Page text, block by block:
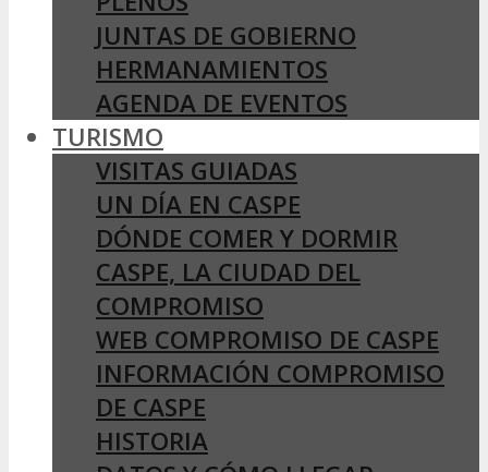
JUNTAS DE GOBIERNO
HERMANAMIENTOS
AGENDA DE EVENTOS
TURISMO
VISITAS GUIADAS
UN DÍA EN CASPE
DÓNDE COMER Y DORMIR
CASPE, LA CIUDAD DEL
COMPROMISO
WEB COMPROMISO DE CASPE
INFORMACIÓN COMPROMISO
DE CASPE
HISTORIA